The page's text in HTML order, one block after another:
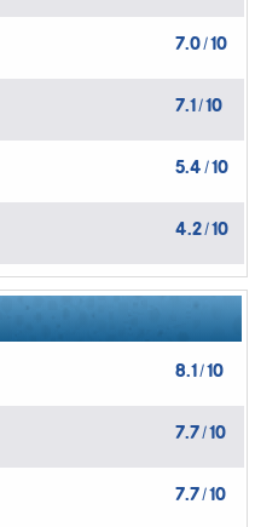
7.0/10
7.1/10
5.4 /10
4.2/10
8.1/10
7.7/10
7.7/10